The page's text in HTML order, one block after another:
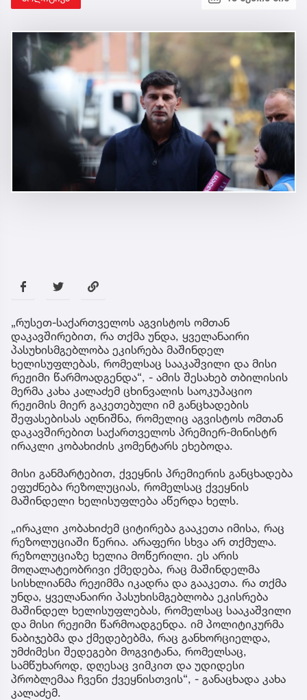
„რუსეთ-საქართველოს აგვისტოს ომთან
დაკავშირებით, რა თქმა უნდა, ყველანაირი
პასუხისმგებლობა ეკისრება მაშინდელ
ხელისუფლებას, რომელსაც სააკაშვილი და მისი
რეჟიმი წარმოადგენდა“, - ამის შესახებ თბილისის
მერმა კახა კალაძემ ცხინვალის საოკუპაციო
რეჟიმის მიერ გაკეთებული იმ განცხადების
შეფასებისას აღნიშნა, რომელიც აგვისტოს ომთან
დაკავშირებით საქართველოს პრემიერ-მინისტრ
ირაკლი კობახიძის კომენტარს ეხებოდა.
მისი განმარტებით, ქვეყნის პრემიერის განცხადება
ეფუძნება რეზოლუციას, რომელსაც ქვეყნის
მაშინდელი ხელისუფლება აწერდა ხელს.
„ირაკლი კობახიძემ ციტირება გააკეთა იმისა, რაც
რეზოლუციაში წერია. არაფერი სხვა არ თქმულა.
რეზოლუციაზე ხელია მოწერილი. ეს არის
მოღალატეობრივი ქმედება, რაც მაშინდელმა
სისხლიანმა რეჟიმმა იკადრა და გააკეთა. რა თქმა
უნდა, ყველანაირი პასუხისმგებლობა ეკისრება
მაშინდელ ხელისუფლებას, რომელსაც სააკაშვილი
და მისი რეჟიმი წარმოადგენდა. იმ პოლიტიკურმა
ნაბიჯებმა და ქმედებებმა, რაც განხორციელდა,
უმძიმესი შედეგები მოგვიტანა, რომელსაც,
სამწუხაროდ, დღესაც ვიმკით და უდიდესი
პრობლემაა ჩვენი ქვეყნისთვის“, - განაცხადა კახა
კალაძემ.